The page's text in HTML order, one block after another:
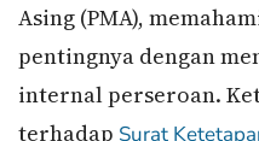
Asing (PMA),
pentingnya dengan
internal perseroan.
terhadap Surat